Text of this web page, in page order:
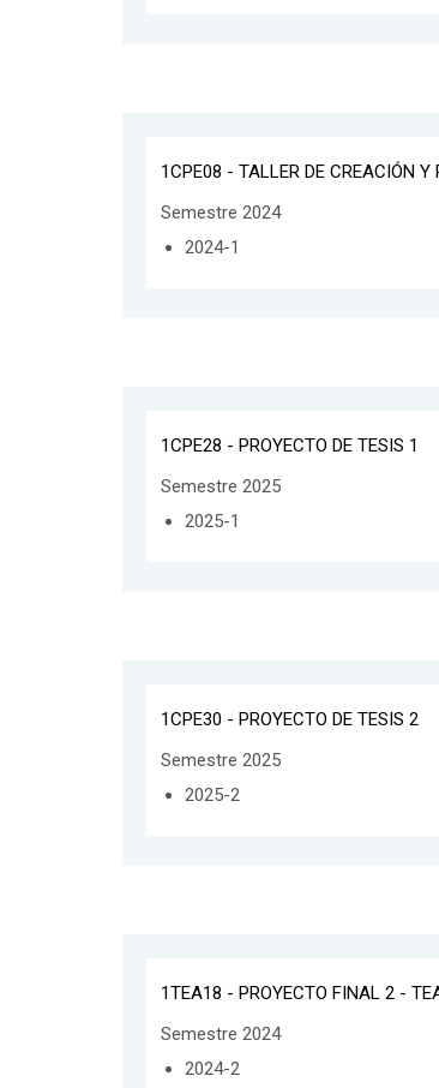
1CPE08 - TALLER DE CREACIÓN Y
Semestre 2024
2024-1
1CPE28 - PROYECTO DE TESIS 1
Semestre 2025
2025-1
1CPE30 - PROYECTO DE TESIS 2
Semestre 2025
2025-2
1TEA18 - PROYECTO FINAL 2 -
Semestre 2024
2024-2